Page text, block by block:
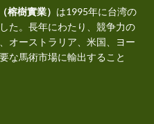
（榕樹實業） は1995年に台湾の
た。長年にわたり、競争力の
オーストラリア、米国、ヨー
な馬術市場に輸出すること